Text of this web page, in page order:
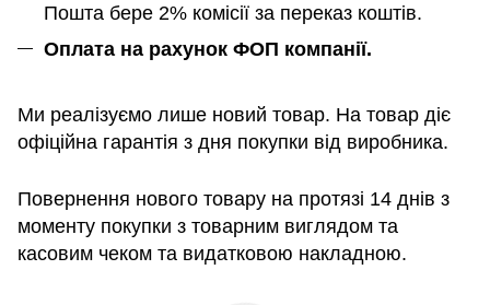
Пошта бере 2% комісії за переказ коштів.
Оплата на рахунок ФОП компанії.
Ми реалізуємо лише новий товар. На товар діє
офіційна гарантія з дня покупки від виробника.
Повернення нового товару на протязі 14 днів з
моменту покупки з товарним виглядом та
касовим чеком та видатковою накладною.